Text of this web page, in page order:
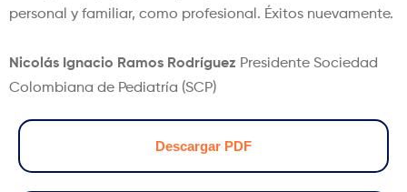
personal y familiar, como profesional. Éxitos nuevamente.
Nicolás Ignacio Ramos Rodríguez Presidente Sociedad
Colombiana de Pediatría (SCP)
Descargar PDF